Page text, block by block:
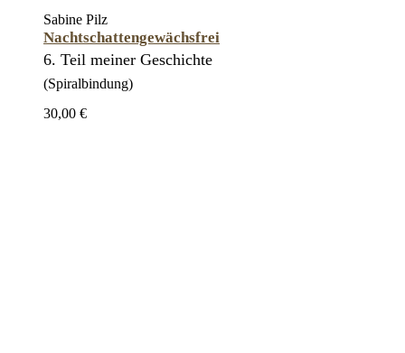
Sabine Pilz
Nachtschattengewächsfrei
6. Teil meiner Geschichte
(Spiralbindung)
30,00 €